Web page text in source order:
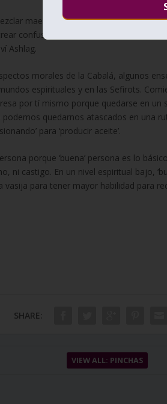
maestros de diferentes corrientes
confusión. Lo correcto es estudiar
Ashlag.
morales de la Cabalá, algunos
espirituales y en las Sefirots.
por tí mismo porque quedarse en un
podemos quedarnos atascados en una
para ‘producir aceite’.
porque ‘buena’ persona es lo
ni castigo. En un nivel espiritual bajo,
vasija para tener mayor habilidad para
SHARE:
VIEW ALL: PINCHAS